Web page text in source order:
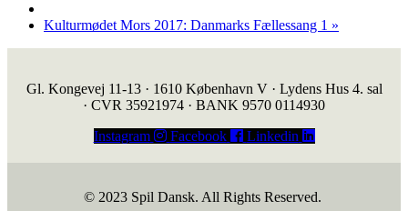
Kulturmødet Mors 2017: Danmarks Fællessang 1 »
Gl. Kongevej 11-13 · 1610 København V · Lydens Hus 4. sal
· CVR 35921974 · BANK 9570 0114930
Instagram
Facebook Linkedin
© 2023 Spil Dansk. All Rights Reserved.